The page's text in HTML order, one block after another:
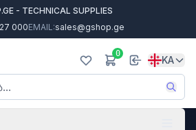
- TECHNICAL SUPPLIES
000EMAIL:sales@gshop.ge
0
KA